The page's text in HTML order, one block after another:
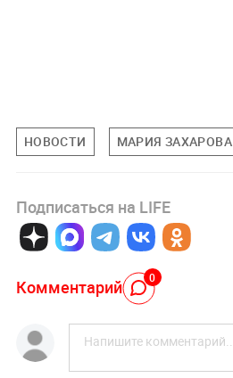
НОВОСТИ МАРИЯ ЗАХАРОВА
Подписаться на LIFE
Комментарий 0